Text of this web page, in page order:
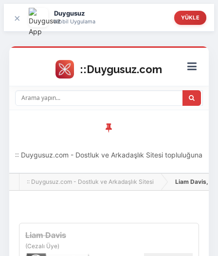
× Duygusuz
Mobil Uygulama
YÜKLE
:: Duygusuz.com - Dostluk ve Arkadaşlık Sitesi topluluğuna
hoş geldin ziyaretçi! Aramıza katılmak istersen kayıt
:: Duygusuz.com - Dostluk ve Arkadaşlık Sitesi Liam Davis,
Liam Davis
(Cezalı Üye)